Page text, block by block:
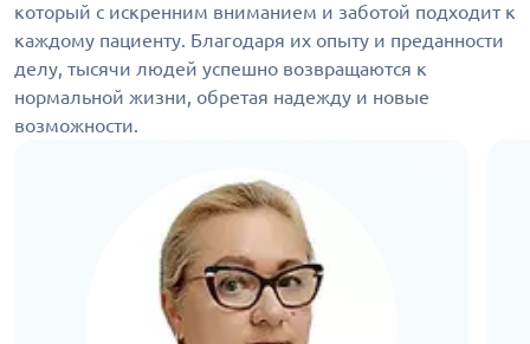
который с искренним вниманием и заботой подходит к
каждому пациенту. Благодаря их опыту и преданности
делу, тысячи людей успешно возвращаются к
нормальной жизни, обретая надежду и новые
возможности.